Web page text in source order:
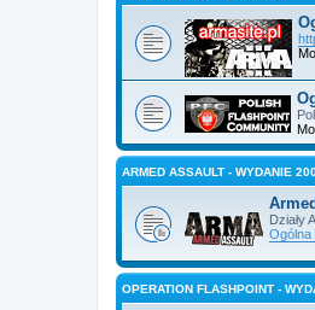
ARMED ASSAULT - WYDANIE
Działy
OPERATION FLASHPOINT -